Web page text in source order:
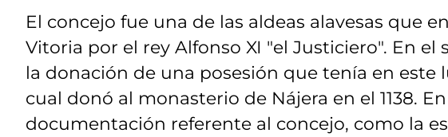
El concejo fue una de las aldeas alavesas que
Vitoria por el rey Alfonso XI "el Justiciero". En el
la donación de una posesión que tenía en este
cual donó al monasterio de Nájera en el 1138.
documentación referente al concejo, como la